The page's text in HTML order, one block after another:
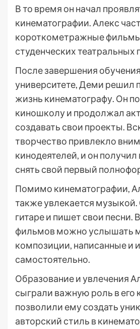
В то время он начал
кинематографии. Алекс
короткометражные фильмы
студенческих театральных
После завершения
университете, Деми решил
жизнь кинематографу. Он
киношколу и продолжал
создавать свои проекты.
творчество привлекло
кинодеятелей, и он
снять свой первый
Помимо кинематографии,
также увлекается музыкой.
гитаре и пишет свои песни.
фильмов можно услышать
композиции, написанные и
самостоятельно.
Образование и увлечения
сыграли важную роль в его
позволили ему создать
авторский стиль в